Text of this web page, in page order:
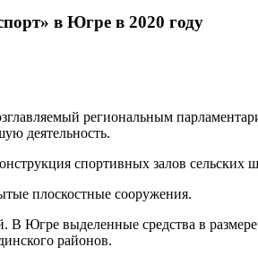
в Югре в 2020 году
региональным
деятельность.
спортивных залов сельских
плоскостные сооружения.
В Югре выделенные средства в
районов.